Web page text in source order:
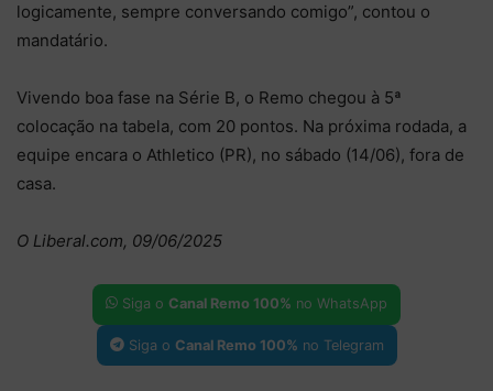
logicamente, sempre conversando comigo”, contou o
mandatário.
Vivendo boa fase na Série B, o Remo chegou à 5ª
colocação na tabela, com 20 pontos. Na próxima rodada, a
equipe encara o Athletico (PR), no sábado (14/06), fora de
casa.
O Liberal.com, 09/06/2025
Siga o Canal Remo 100% no WhatsApp
Siga o Canal Remo 100% no Telegram